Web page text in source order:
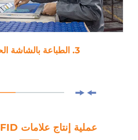
3. الطباعة بالشاشة الحريرية
عملية إنتاج علامات RFID الخاصة